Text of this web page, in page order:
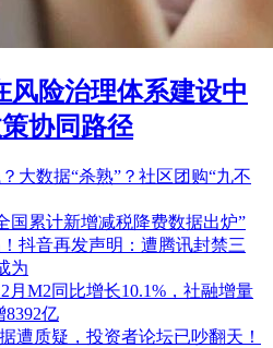
险治理体系建设中
协同路径
大数据“杀熟”？社区团购“九不
国累计新增减税降费数据出炉”
抖音再发声明：遭腾讯封禁三
为
月M2同比增长10.1%，社融增量
8392亿
遭质疑，投资者论坛已吵翻天！